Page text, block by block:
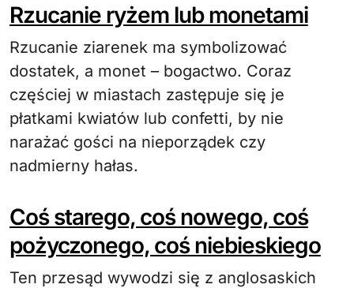
Rzucanie ryżem lub monetami
Rzucanie ziarenek ma symbolizować
dostatek, a monet – bogactwo. Coraz
częściej w miastach zastępuje się je
płatkami kwiatów lub confetti, by nie
narażać gości na nieporządek czy
nadmierny hałas.
Coś starego, coś nowego, coś
pożyczonego, coś niebieskiego
Ten przesąd wywodzi się z anglosaskich